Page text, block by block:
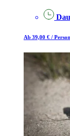
Ab 39,00 € / Person